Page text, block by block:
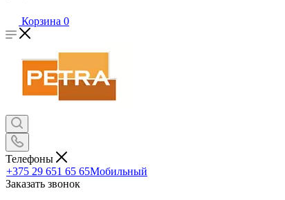
Корзина 0
Телефоны
+375 29 651 65 65Мобильный
Заказать звонок